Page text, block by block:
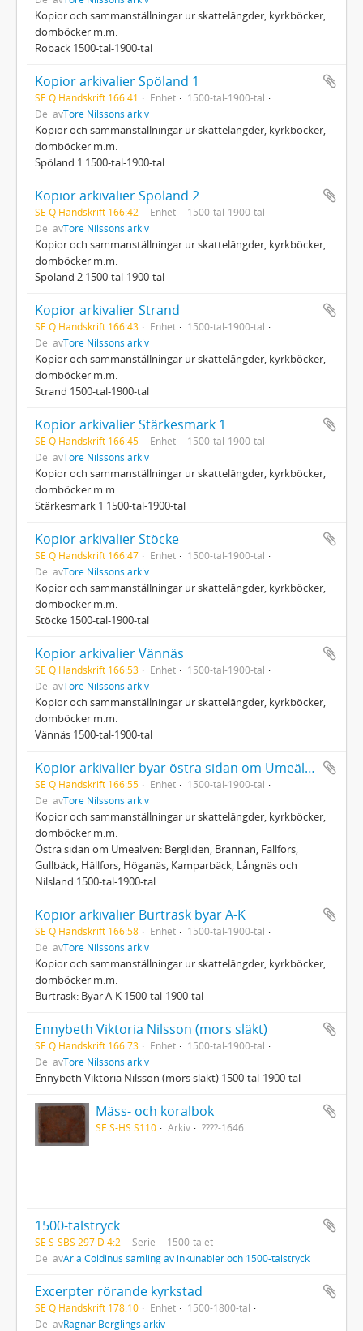
Kopior och sammanställningar ur skattelängder, kyrkböcker,
domböcker m.m.
Röbäck 1500-tal-1900-tal
Kopior arkivalier Spöland 1
SE Q Handskrift 166:41 Enhet
1500-tal-1900-tal
Del avTore Nilssons arkiv
Kopior och sammanställningar ur skattelängder, kyrkböcker,
domböcker m.m.
Spöland 1 1500-tal-1900-tal
Kopior arkivalier Spöland 2
SE Q Handskrift 166:42 Enhet
1500-tal-1900-tal
Del avTore Nilssons arkiv
Kopior och sammanställningar ur skattelängder, kyrkböcker,
domböcker m.m.
Spöland 2 1500-tal-1900-tal
Kopior arkivalier Strand
SE Q Handskrift 166:43 Enhet
1500-tal-1900-tal
Del avTore Nilssons arkiv
Kopior och sammanställningar ur skattelängder, kyrkböcker,
domböcker m.m.
Strand 1500-tal-1900-tal
Kopior arkivalier Stärkesmark 1
SE Q Handskrift 166:45 Enhet
1500-tal-1900-tal
Del avTore Nilssons arkiv
Kopior och sammanställningar ur skattelängder, kyrkböcker,
domböcker m.m.
Stärkesmark 1 1500-tal-1900-tal
Kopior arkivalier Stöcke
SE Q Handskrift 166:47 Enhet
1500-tal-1900-tal
Del avTore Nilssons arkiv
Kopior och sammanställningar ur skattelängder, kyrkböcker,
domböcker m.m.
Stöcke 1500-tal-1900-tal
Kopior arkivalier Vännäs
SE Q Handskrift 166:53 Enhet
1500-tal-1900-tal
Del avTore Nilssons arkiv
Kopior och sammanställningar ur skattelängder, kyrkböcker,
domböcker m.m.
Vännäs 1500-tal-1900-tal
Kopior arkivalier byar östra sidan om Umeälven 1
SE Q Handskrift 166:55 Enhet
1500-tal-1900-tal
Del avTore Nilssons arkiv
Kopior och sammanställningar ur skattelängder, kyrkböcker,
domböcker m.m.
Östra sidan om Umeälven: Bergliden, Brännan, Fällfors,
Gullbäck, Hällfors, Höganäs, Kamparbäck, Långnäs och
Nilsland 1500-tal-1900-tal
Kopior arkivalier Burträsk byar A-K
SE Q Handskrift 166:58 Enhet
1500-tal-1900-tal
Del avTore Nilssons arkiv
Kopior och sammanställningar ur skattelängder, kyrkböcker,
domböcker m.m.
Burträsk: Byar A-K 1500-tal-1900-tal
Ennybeth Viktoria Nilsson (mors släkt)
SE Q Handskrift 166:73 Enhet
1500-tal-1900-tal
Del avTore Nilssons arkiv
Ennybeth Viktoria Nilsson (mors släkt) 1500-tal-1900-tal
Mäss- och koralbok
SE S-HS S110 Arkiv ????-1646
1500-talstryck
SE S-SBS 297 D 4:2 Serie
1500-talet
Del avArla Coldinus samling av inkunabler och 1500-talstryck
Excerpter rörande kyrkstad
SE Q Handskrift 178:10 Enhet
1500-1800-tal
Del avRagnar Berglings arkiv